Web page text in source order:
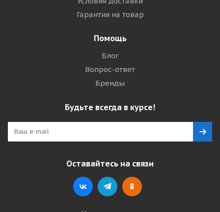
Гарантия на товар
Помощь
Блог
Вопрос-ответ
Бренды
Будьте всегда в курсе!
Оставайтесь на связи